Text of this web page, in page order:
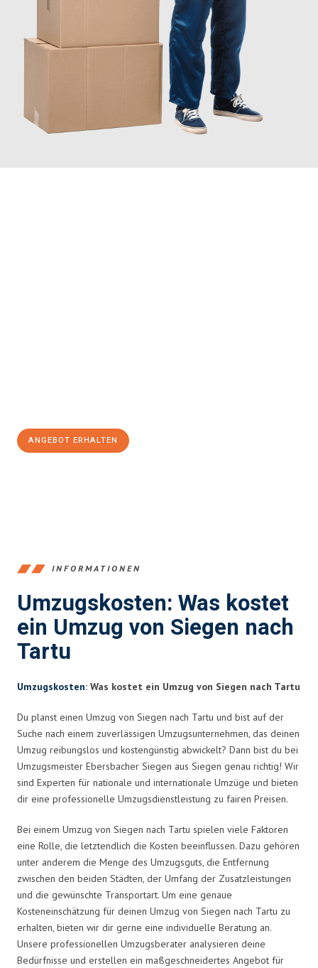
ANGEBOT ERHALTEN
INFORMATIONEN
Umzugskosten: Was kostet
ein Umzug von Siegen nach
Tartu
Umzugskosten: Was kostet ein Umzug von Siegen nach Tartu
Du planst einen Umzug von Siegen nach Tartu und bist auf der
Suche nach einem zuverlässigen Umzugsunternehmen, das deinen
Umzug reibungslos und kostengünstig abwickelt? Dann bist du bei
Umzugsmeister Ebersbacher Siegen aus Siegen genau richtig! Wir
sind Experten für nationale und internationale Umzüge und bieten
dir eine professionelle Umzugsdienstleistung zu fairen Preisen.
Bei einem Umzug von Siegen nach Tartu spielen viele Faktoren
eine Rolle, die letztendlich die Kosten beeinflussen. Dazu gehören
unter anderem die Menge des Umzugsguts, die Entfernung
zwischen den beiden Städten, der Umfang der Zusatzleistungen
und die gewünschte Transportart. Um eine genaue
Kosteneinschätzung für deinen Umzug von Siegen nach Tartu zu
erhalten, bieten wir dir gerne eine individuelle Beratung an.
Unsere professionellen Umzugsberater analysieren deine
Bedürfnisse und erstellen ein maßgeschneidertes Angebot für